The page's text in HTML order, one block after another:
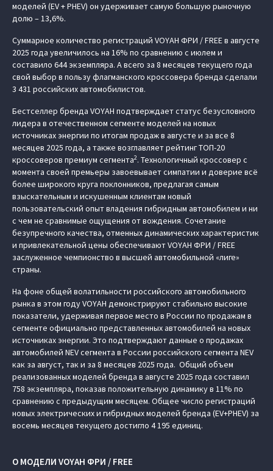
моделей (EV + PHEV) он удерживает самую большую рыночную
долю – 13,6%.
Суммарное количество регистраций VOYAH ФРИ / FREE в августе
2025 года увеличилось на 16% по сравнению с июлем и
составило 644 экземпляра. А всего за 8 месяцев текущего года
свой выбор в пользу флагманского кроссовера бренда сделали
3 431 российских автомобилистов.
Бестселлер бренда VOYAH подтверждает статус безусловного
лидера в отечественном сегменте моделей на новых
источниках энергии по итогам продаж в августе и за все 8
месяцев 2025 года, а также возглавляет рейтинг ТОП-20
кроссоверов премиум сегмента2. Технологичный кроссовер с
момента своей премьеры завоевывает симпатии и доверие всё
более широкого круга поклонников, предлагая самым
взыскательным и искушенным клиентам новый
пользовательский опыт владения гибридным автомобилем и ни
с чем не сравнимые ощущения от вождения. Сочетание
безупречного качества, отменных динамических характеристик
и привлекательной цены обеспечивают VOYAH ФРИ / FREE
заслуженное чемпионство в высшей автомобильной «лиге»
страны.
На фоне общей волатильности российского автомобильного
рынка в этом году VOYAH демонстрируют стабильно высокие
показатели, удерживая первое место в России по продажам в
сегменте официально представленных автомобилей на новых
источниках энергии. Это подтверждают данные о продажах
автомобилей NEV сегмента в России российского сегмента NEV
как за август, так и за 8 месяцев 2025 года. Общий объем
реализованных моделей бренда в августе 2025 года составил
758 экземпляра, показав положительную динамику в 11% по
сравнению с предыдущим месяцем. Общее число регистраций
новых электрических и гибридных моделей бренда (EV+PHEV) за
восемь месяцев текущего достигло 4 195 единиц.
О МОДЕЛИ VOYAH ФРИ / FREE